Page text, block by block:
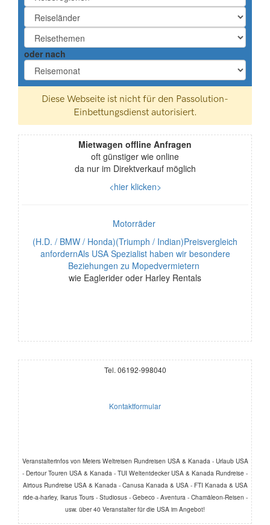
oder nach
Mietwagen offline Anfragen
oft günstiger wie online
da nur im Direktverkauf möglich
<hier klicken>
Motorräder
(H.D. / BMW / Honda)(Triumph / Indian)Preisvergleich
anfordernAls USA Spezialist haben wir besondere
Beziehungen zu Mopedvermietern
wie Eaglerider oder Harley Rentals
Tel. 06192-998040
Kontaktformular
Veranstalterinfos von Meiers Weltreisen Rundreisen USA & Kanada - Urlaub USA
- Dertour Touren USA & Kanada - TUI Weltentdecker USA & Kanada Rundreise -
Airtous Rundreise USA & Kanada - Canusa Kanada & USA - FTI Kanada & USA
ride-a-harley, Ikarus Tours - Studiosus - Gebeco - Aventura - Chamäleon-Reisen -
usw. über 40 Veranstalter für die USA im Angebot!